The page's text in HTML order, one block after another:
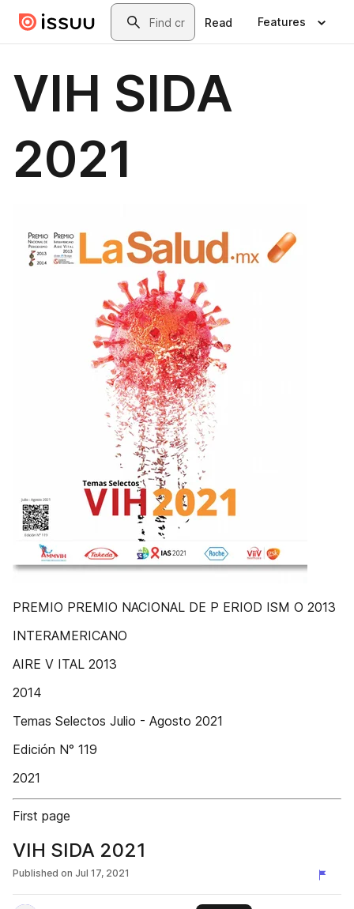
Skip to main contentSearch
Read Features
VIH SIDA
2021
PREMIO PREMIO NACIONAL DE P ERIOD ISM O 2013
INTERAMERICANO
AIRE V ITAL 2013
2014
Temas Selectos Julio - Agosto 2021
Edición N° 119
2021
First page
VIH SIDA 2021
Published on Jul 17, 2021